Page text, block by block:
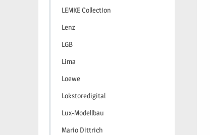
LEMKE Collection
Lenz
LGB
Lima
Loewe
Lokstoredigital
Lux-Modellbau
Mario Dittrich